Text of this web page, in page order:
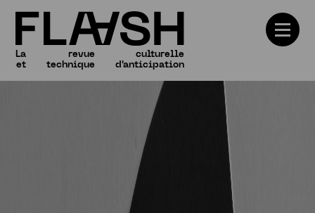
Numéros
La
et
revue
technique
culturelle
d'anticipation